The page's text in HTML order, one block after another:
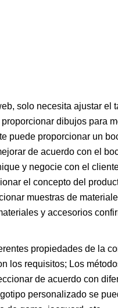
solo necesita ajustar
dibujos para
puede proporcionar un
de acuerdo con el
y negocie con el
el concepto del
muestras de
y accesorios
propiedades de la
los requisitos; Los
de acuerdo con
personalizado se